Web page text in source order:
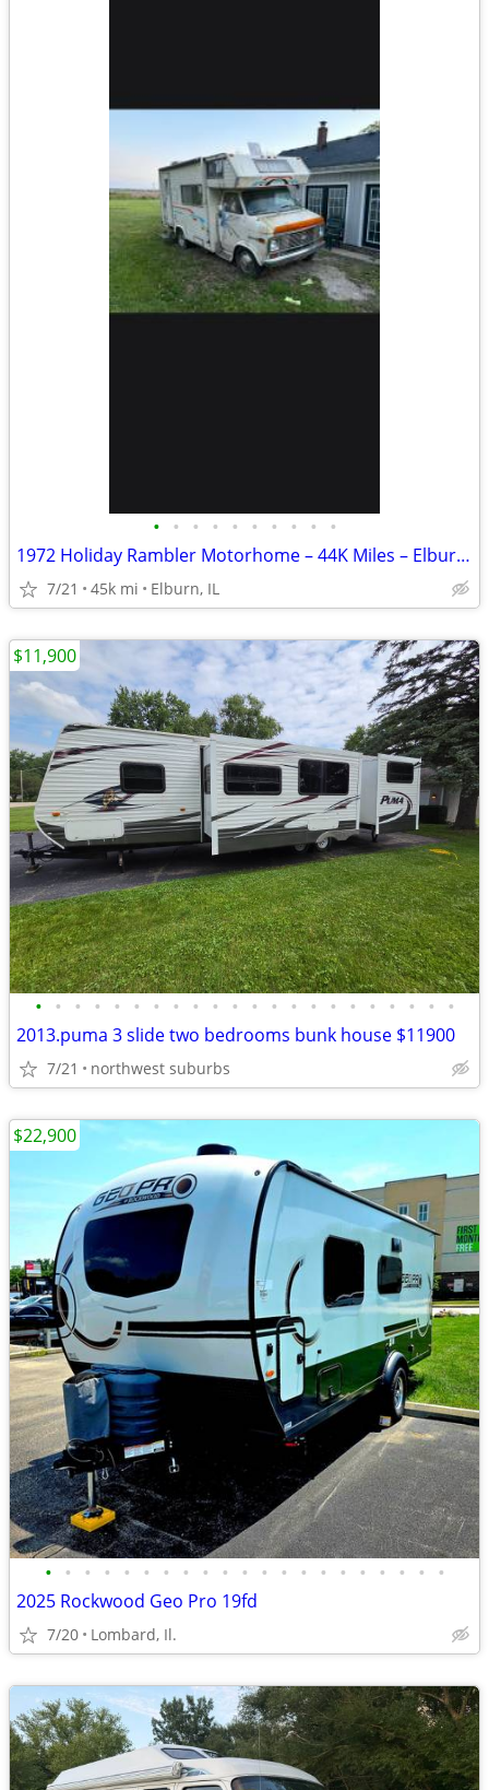
• • • • • • • • • •
1972 Holiday Rambler Motorhome – 44K Miles – Elburn, IL
7/21 45k mi Elburn, IL
• • • • • • • • • • • • • • • • • • • • • •
2013.puma 3 slide two bedrooms bunk house $11900
7/21 northwest suburbs
$11,900
• • • • • • • • • • • • • • • • • • • • •
2025 Rockwood Geo Pro 19fd
7/20 Lombard, Il.
$22,900